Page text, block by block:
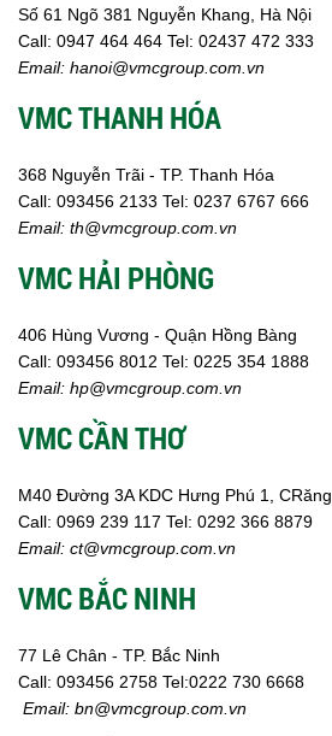
Hóa chất thí nghiệm
Thiết bị phòng thí nghiệm
HÓA CHẤT NÔNG NGHIỆP
Chế phẩm sinh học
HÓA CHẤT XÂY DỰNG
Chống thấm sika
Silicone Dow Corning
Silicone Apollo
Silicone Shinetsu
Keo Silicone
Hóa chất khác
Đối tác
Tin tức
VMC GROUP
Ngành Hóa Chất
Ngành Thực Phẩm
Ngành Thủy Sản
Ngành Môi Trường
Ngành Nhựa
Số 61 Ngõ 381 Nguyễn Khang, Hà Nội
Call: 0947 464 464 Tel: 02437 472 333
Email: hanoi@vmcgroup.com.vn
VMC THANH HÓA
368 Nguyễn Trãi - TP. Thanh Hóa
Call: 093456 2133 Tel: 0237 6767 666
Email: th@vmcgroup.com.vn
VMC HẢI PHÒNG
406 Hùng Vương - Quận Hồng Bàng
Call: 093456 8012 Tel: 0225 354 1888
Email: hp@vmcgroup.com.vn
VMC CẦN THƠ
M40 Đường 3A KDC Hưng Phú 1, CRăng
Call: 0969 239 117 Tel: 0292 366 8879
Email: ct@vmcgroup.com.vn
VMC BẮC NINH
77 Lê Chân - TP. Bắc Ninh
Call: 093456 2758 Tel:0222 730 6668
Email: bn@vmcgroup.com.vn